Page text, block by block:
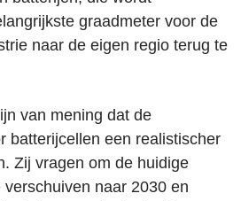
graadmeter voor de
naar de eigen regio terug te
van mening dat de
batterijcellen een realistischer
Zij vragen om de huidige
naar 2030 en